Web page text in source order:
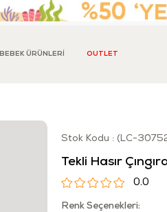
BEBEK ÜRÜNLERİ OUTLET
Stok Kodu (LC-
Tekli Hasır
0.0
Renk Seçenekleri: